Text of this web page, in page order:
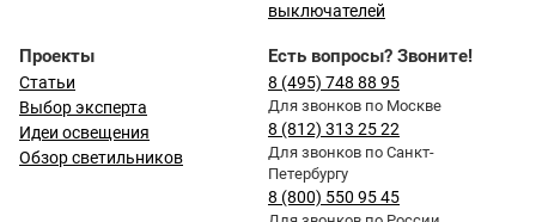
выключателей
Проекты
Статьи
Выбор эксперта
Идеи освещения
Обзор светильников
Есть вопросы? Звоните!
8 (495) 748 88 95
Для звонков по Москве
8 (812) 313 25 22
Для звонков по Санкт-
Петербургу
8 (800) 550 95 45